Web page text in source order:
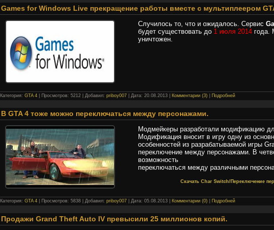
Games for Windows Live прекращение работы вместе с мультиплеером
Случилось то, что и ожидалось. Сервис
будет существовать до 1 июля 2014года.
уничтожен.
Категория: GTA 4| Просмотров: 5212 | Добавил: priboy007| Дата: 20.08.2013| Комментарии (3)| Подробней
В GTA 4 тоже можно переключаться между персонажами.
Модмейкеры разработали модификацию
Модификация вносит в игру одну из
особенностей из разрабатываемой игры
переключение между персонажами. В
возможность
переключаться между различными
Скачать Char Switch/Переключение
Категория: GTA 4| Просмотров: 5838 | Добавил: priboy007| Дата: 05.08.2013| Комментарии (0)| Подробней
Продажи Grand Theft Auto IV превысили 25 миллионов копий.